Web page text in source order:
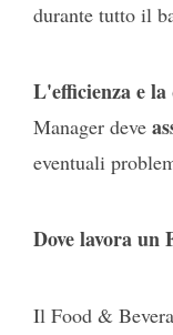
durante tutto il
L'efficienza e
Manager deve
eventuali
Dove lavora un
Il Food &